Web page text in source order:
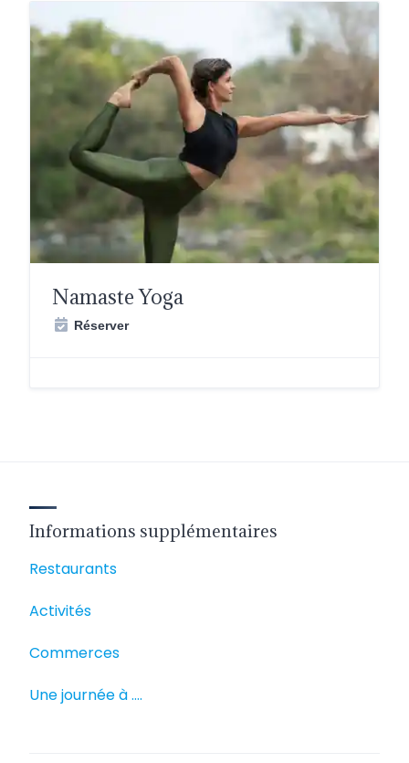
Namaste Yoga
Réserver
Informations supplémentaires
Restaurants
Activités
Commerces
Une journée à ….